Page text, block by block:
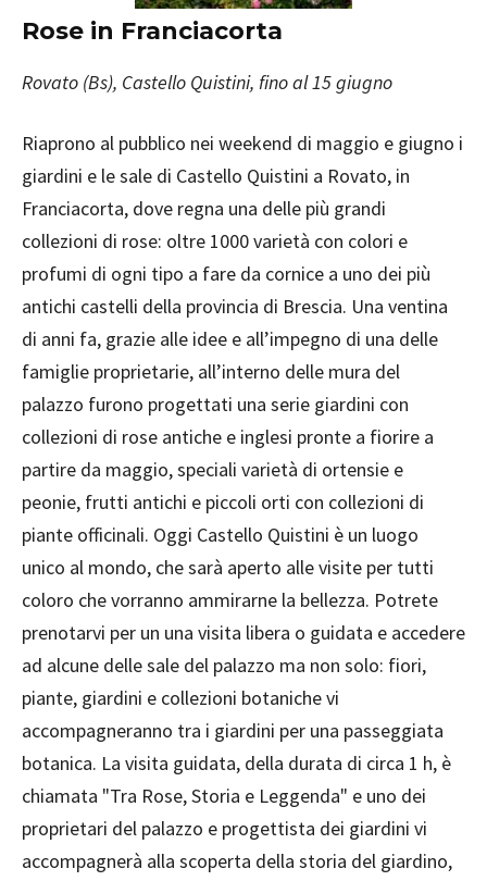
Rose in Franciacorta
Rovato (Bs), Castello Quistini, fino al 15 giugno
Riaprono al pubblico nei weekend di maggio e giugno i
giardini e le sale di Castello Quistini a Rovato, in
Franciacorta, dove regna una delle più grandi
collezioni di rose: oltre 1000 varietà con colori e
profumi di ogni tipo a fare da cornice a uno dei più
antichi castelli della provincia di Brescia. Una ventina
di anni fa, grazie alle idee e all’impegno di una delle
famiglie proprietarie, all’interno delle mura del
palazzo furono progettati una serie giardini con
collezioni di rose antiche e inglesi pronte a fiorire a
partire da maggio, speciali varietà di ortensie e
peonie, frutti antichi e piccoli orti con collezioni di
piante officinali. Oggi Castello Quistini è un luogo
unico al mondo, che sarà aperto alle visite per tutti
coloro che vorranno ammirarne la bellezza. Potrete
prenotarvi per un una visita libera o guidata e accedere
ad alcune delle sale del palazzo ma non solo: fiori,
piante, giardini e collezioni botaniche vi
accompagneranno tra i giardini per una passeggiata
botanica. La visita guidata, della durata di circa 1 h, è
chiamata "Tra Rose, Storia e Leggenda" e uno dei
proprietari del palazzo e progettista dei giardini vi
accompagnerà alla scoperta della storia del giardino,